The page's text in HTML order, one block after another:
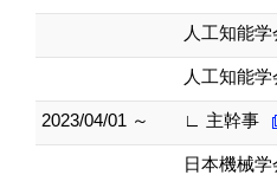
人工知能学
人工知能
2023/04/01 ～ ∟ 主幹事
日本機械学